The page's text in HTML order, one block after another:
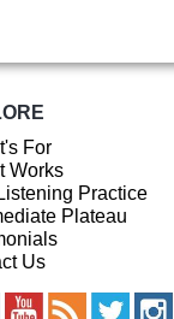
For
Works
Practice
Plateau
Us